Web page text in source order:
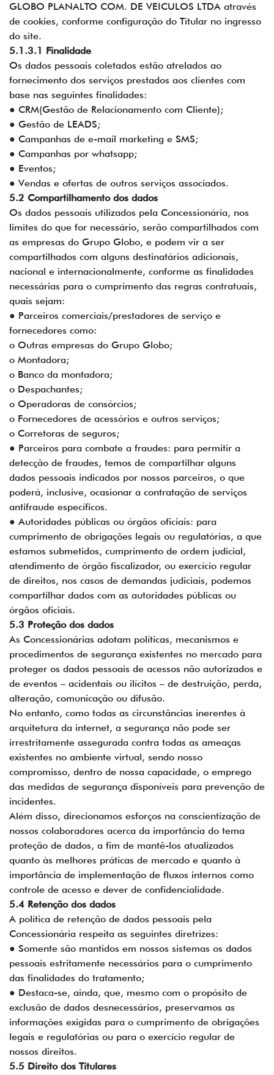
GLOBO PLANALTO COM. DE VEICULOS LTDA através
de cookies, conforme configuração do Titular no ingresso
do site.
5.1.3.1 Finalidade
Os dados pessoais coletados estão atrelados ao
fornecimento dos serviços prestados aos clientes com
base nas seguintes finalidades:
● CRM(Gestão de Relacionamento com Cliente);
● Gestão de LEADS;
● Campanhas de e-mail marketing e SMS;
● Campanhas por whatsapp;
● Eventos;
● Vendas e ofertas de outros serviços associados.
5.2 Compartilhamento dos dados
Os dados pessoais utilizados pela Concessionária, nos
limites do que for necessário, serão compartilhados com
as empresas do Grupo Globo, e podem vir a ser
compartilhados com alguns destinatários adicionais,
nacional e internacionalmente, conforme as finalidades
necessárias para o cumprimento das regras contratuais,
quais sejam:
● Parceiros comerciais/prestadores de serviço e
fornecedores como:
o Outras empresas do Grupo Globo;
o Montadora;
o Banco da montadora;
o Despachantes;
o Operadoras de consórcios;
o Fornecedores de acessórios e outros serviços;
o Corretoras de seguros;
● Parceiros para combate a fraudes: para permitir a
detecção de fraudes, temos de compartilhar alguns
dados pessoais indicados por nossos parceiros, o que
poderá, inclusive, ocasionar a contratação de serviços
antifraude específicos.
● Autoridades públicas ou órgãos oficiais: para
cumprimento de obrigações legais ou regulatórias, a que
estamos submetidos, cumprimento de ordem judicial,
atendimento de órgão fiscalizador, ou exercício regular
de direitos, nos casos de demandas judiciais, podemos
compartilhar dados com as autoridades públicas ou
órgãos oficiais.
5.3 Proteção dos dados
As Concessionárias adotam políticas, mecanismos e
procedimentos de segurança existentes no mercado para
proteger os dados pessoais de acessos não autorizados e
de eventos – acidentais ou ilícitos – de destruição, perda,
alteração, comunicação ou difusão.
No entanto, como todas as circunstâncias inerentes à
arquitetura da internet, a segurança não pode ser
irrestritamente assegurada contra todas as ameaças
existentes no ambiente virtual, sendo nosso
compromisso, dentro de nossa capacidade, o emprego
das medidas de segurança disponíveis para prevenção de
incidentes.
Além disso, direcionamos esforços na conscientização de
nossos colaboradores acerca da importância do tema
proteção de dados, a fim de mantê-los atualizados
quanto às melhores práticas de mercado e quanto à
importância de implementação de fluxos internos como
controle de acesso e dever de confidencialidade.
5.4 Retenção dos dados
A política de retenção de dados pessoais pela
Concessionária respeita as seguintes diretrizes:
● Somente são mantidos em nossos sistemas os dados
pessoais estritamente necessários para o cumprimento
das finalidades do tratamento;
● Destaca-se, ainda, que, mesmo com o propósito de
exclusão de dados desnecessários, preservamos as
informações exigidas para o cumprimento de obrigações
legais e regulatórias ou para o exercício regular de
nossos direitos.
5.5 Direito dos Titulares